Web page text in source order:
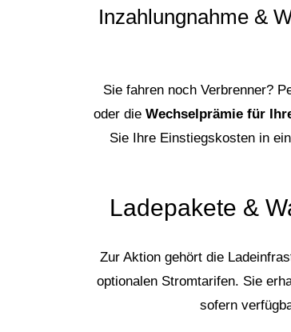
Inzahlungnahme &
Sie fahren noch Verbrenner?
oder die Wechselprämie für
Sie Ihre Einstiegskosten in
Ladepakete &
Zur Aktion gehört die
optionalen Stromtarifen. Sie
sofern